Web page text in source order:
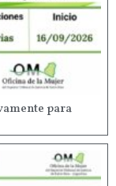
para